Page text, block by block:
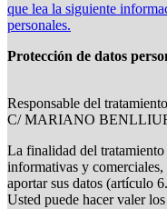
que lea la siguiente
personales.
Protección de datos
Responsable del
C/ MARIANO
La finalidad del tratamiento
informativas y
aportar sus datos (artículo
Usted puede hacer valer